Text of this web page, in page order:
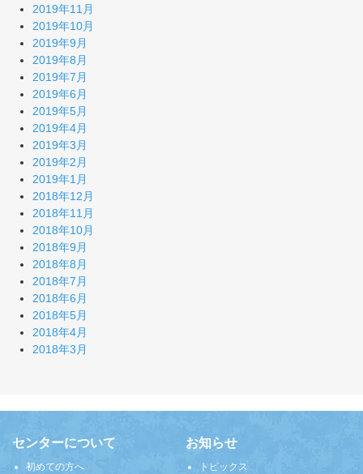
2019年11月
2019年10月
2019年9月
2019年8月
2019年7月
2019年6月
2019年5月
2019年4月
2019年3月
2019年2月
2019年1月
2018年12月
2018年11月
2018年10月
2018年9月
2018年8月
2018年7月
2018年6月
2018年5月
2018年4月
2018年3月
センターについて
初めての方へ
お知らせ
トピックス